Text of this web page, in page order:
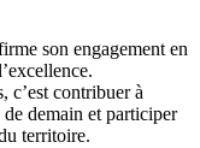
son engagement en
c’est contribuer à
demain et participer
territoire.